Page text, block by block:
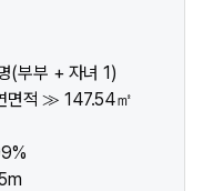
(부부 + 자녀 1)
면적 ≫ 147.54㎡